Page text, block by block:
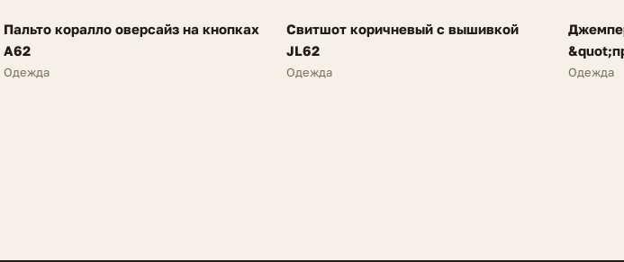
SALE
FV
Пальто коралло оверсайз на кнопках
A62
Одежда
NEW
FV
Свитшот коричневый с вышивкой
JL62
Одежда
NEW
FV
Одежда